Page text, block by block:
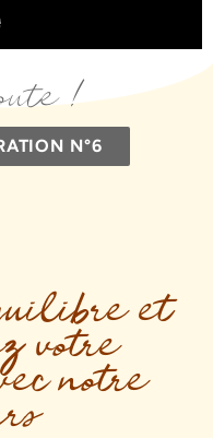
!
N°6
et
votre
notre